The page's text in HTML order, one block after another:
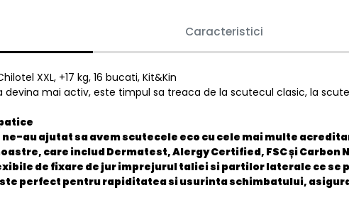
Caracteristici
XXL, +17 kg, 16 bucati, Kit&Kin
mai activ, este timpul sa treaca de la scutecul clasic, la
au ajutat sa avem scutecele eco cu cele mai multe
care includ Dermatest, Alergy Certified, FSC și Carbon
de fixare de jur imprejurul taliei si partilor laterale ce se
perfect pentru rapiditatea si usurinta schimbatului,